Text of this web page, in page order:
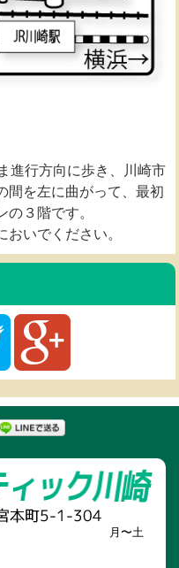
進行方向に歩き、川崎市
間を左に曲がって、最初
３階です。
いでください。
月〜土